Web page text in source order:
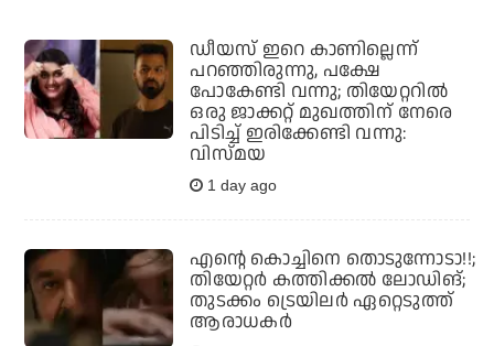
ഡീയസ് ഇറെ കാണില്ലെന്ന്
പറഞ്ഞിരുന്നു, പക്ഷേ
പോകേണ്ടി വന്നു; തിയേറ്ററില്‍
ഒരു ജാക്കറ്റ് മുഖത്തിന് നേരെ
പിടിച്ച് ഇരിക്കേണ്ടി വന്നു:
വിസ്മയ
1 day ago
എന്റെ കൊച്ചിനെ തൊടുന്നോടാ!!;
തിയേറ്റര്‍ കത്തിക്കല്‍ ലോഡിങ്;
തുടക്കം ട്രെയിലര്‍ ഏറ്റെടുത്ത്
ആരാധകര്‍